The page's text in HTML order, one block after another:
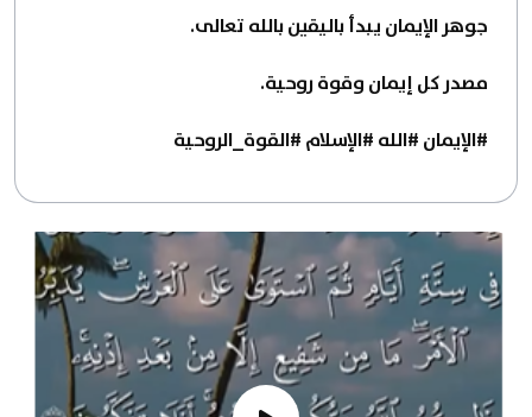
جوهر الإيمان يبدأ باليقين بالله تعالى.
مصدر كل إيمان وقوة روحية.
#الإيمان #الله #الإسلام #القوة_الروحية